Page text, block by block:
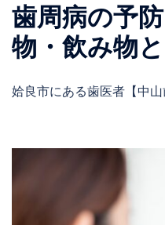
歯周病の予
物・飲み物
姶良市にある歯医者【中